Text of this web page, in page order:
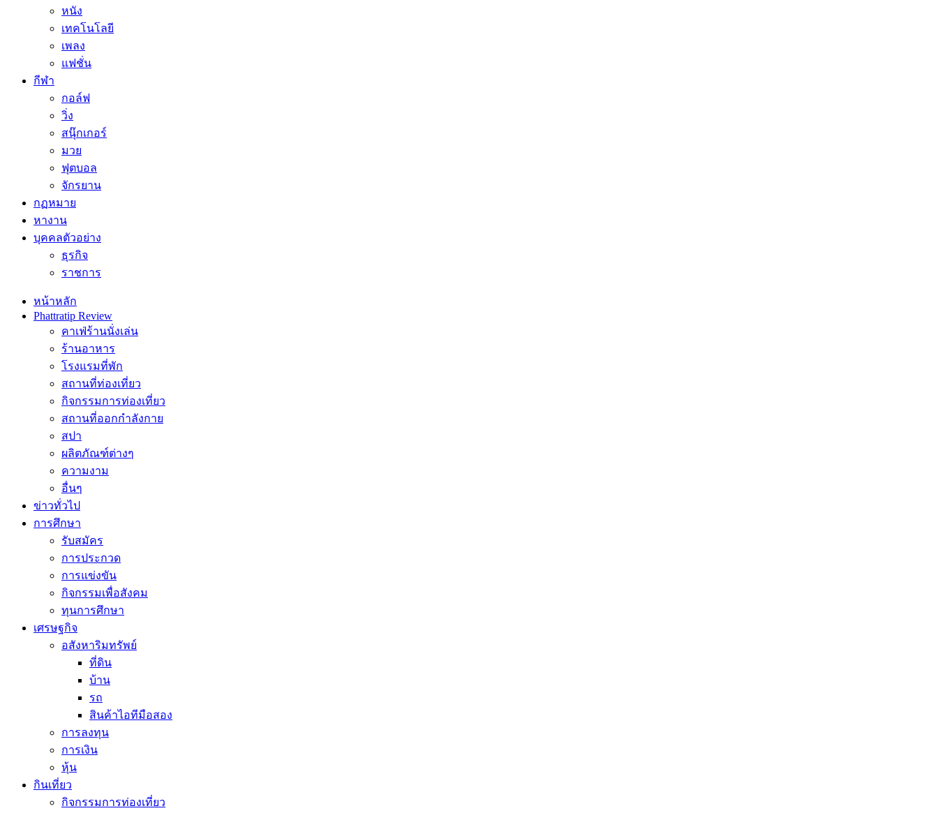
หนัง
เทคโนโลยี
เพลง
แฟชั่น
กีฬา
กอล์ฟ
วิ่ง
สนุ๊กเกอร์
มวย
ฟุตบอล
จักรยาน
กฏหมาย
หางาน
บุคคลตัวอย่าง
ธุรกิจ
ราชการ
หน้าหลัก
Phattratip Review
คาเฟ่ร้านนั่งเล่น
ร้านอาหาร
โรงแรมที่พัก
สถานที่ท่องเที่ยว
กิจกรรมการท่องเที่ยว
สถานที่ออกกำลังกาย
สปา
ผลิตภัณฑ์ต่างๆ
ความงาม
อื่นๆ
ข่าวทั่วไป
การศึกษา
รับสมัคร
การประกวด
การแข่งขัน
กิจกรรมเพื่อสังคม
ทุนการศึกษา
เศรษฐกิจ
อสังหาริมทรัพย์
ที่ดิน
บ้าน
รถ
สินค้าไอทีมือสอง
การลงทุน
การเงิน
หุ้น
กินเที่ยว
กิจกรรมการท่องเที่ยว